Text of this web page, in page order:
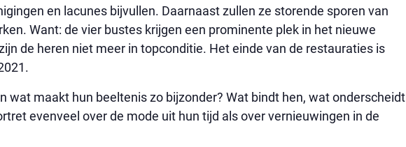
en lacunes bijvullen. Daarnaast zullen ze storende sporen van
Want: de vier bustes krijgen een prominente plek in het nieuwe
de heren niet meer in topconditie. Het einde van de restauraties is
wat maakt hun beeltenis zo bijzonder? Wat bindt hen, wat onderscheidt
evenveel over de mode uit hun tijd als over vernieuwingen in de